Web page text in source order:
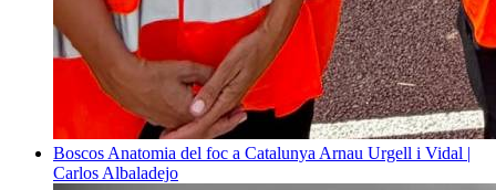
Boscos Anatomia del foc a Catalunya Arnau Urgell i Vidal |
Carlos Albaladejo